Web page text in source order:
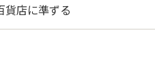
貨店に準ずる